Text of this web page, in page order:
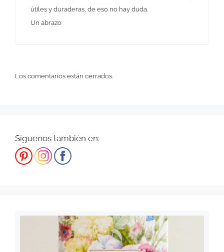
útiles y duraderas, de eso no hay duda.
Un abrazo
Los comentarios están cerrados.
Síguenos también en: